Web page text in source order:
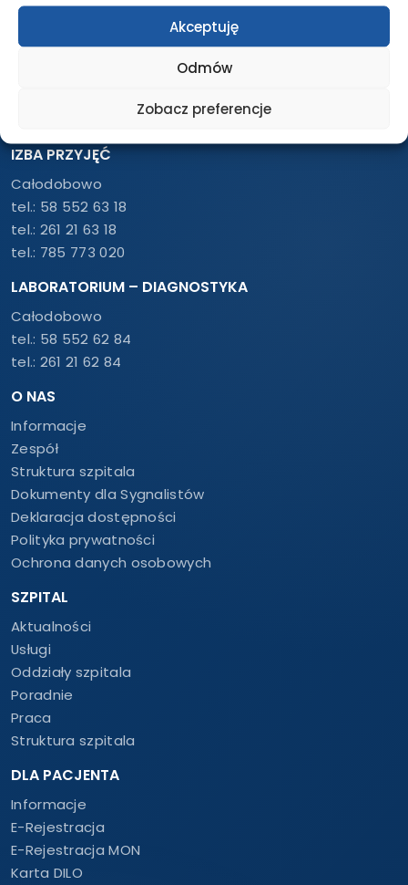
Akceptuję
Odmów
Zobacz preferencje
tel.:261 21 46 10
USG / RTG / TK / REZONANS
IZBA PRZYJĘĆ
Całodobowo
tel.: 58 552 63 18
tel.: 261 21 63 18
tel.: 785 773 020
LABORATORIUM – DIAGNOSTYKA
Całodobowo
tel.: 58 552 62 84
tel.: 261 21 62 84
O NAS
Informacje
Zespół
Struktura szpitala
Dokumenty dla Sygnalistów
Deklaracja dostępności
Polityka prywatności
Ochrona danych osobowych
SZPITAL
Aktualności
Usługi
Oddziały szpitala
Poradnie
Praca
Struktura szpitala
DLA PACJENTA
Informacje
E-Rejestracja
E-Rejestracja MON
Karta DILO